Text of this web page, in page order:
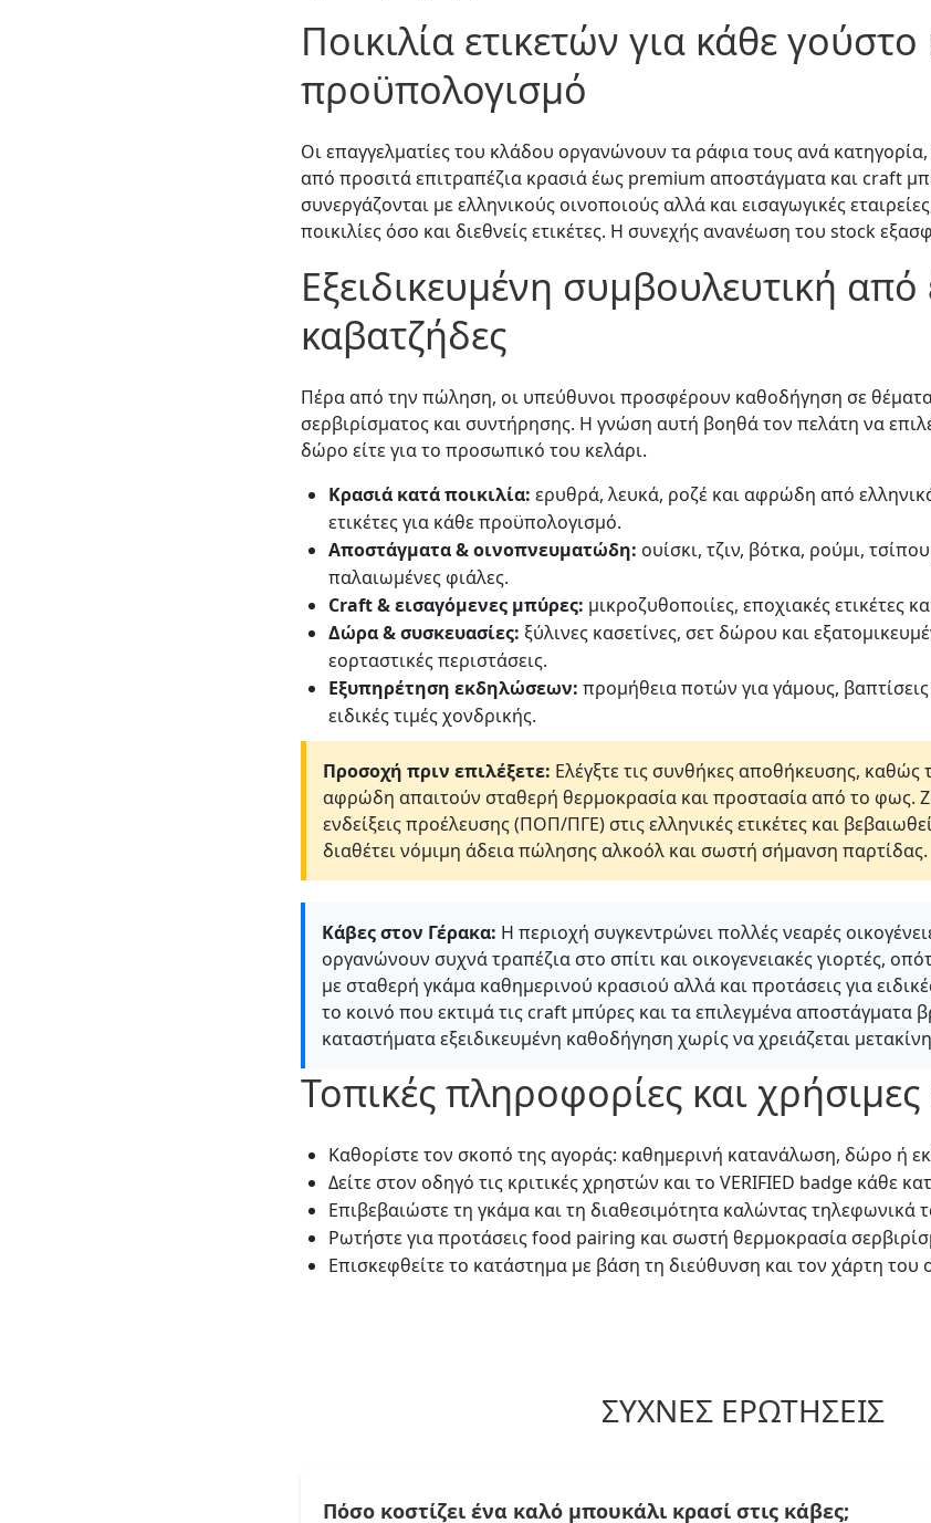
Ποικιλία ετικετών για κάθε γούστο
προϋπολογισμό
Οι επαγγελματίες του κλάδου οργανώνουν τα ράφια τους ανά
από προσιτά επιτραπέζια κρασιά έως premium αποστάγματα και craft
συνεργάζονται με ελληνικούς οινοποιούς αλλά και εισαγωγικές
ποικιλίες όσο και διεθνείς ετικέτες. Η συνεχής ανανέωση του stock
Εξειδικευμένη συμβουλευτική
καβατζήδες
Πέρα από την πώληση, οι υπεύθυνοι προσφέρουν καθοδήγηση σε
σερβιρίσματος και συντήρησης. Η γνώση αυτή βοηθά τον πελάτη να
δώρο είτε για το προσωπικό του κελάρι.
Κρασιά κατά ποικιλία: ερυθρά, λευκά, ροζέ και αφρώδη από
ετικέτες για κάθε προϋπολογισμό.
Αποστάγματα & οινοπνευματώδη: ουίσκι, τζιν, βότκα, ρούμι,
παλαιωμένες φιάλες.
Craft & εισαγόμενες μπύρες: μικροζυθοποιίες, εποχιακές ετικέτες
Δώρα & συσκευασίες: ξύλινες κασετίνες, σετ δώρου και
εορταστικές περιστάσεις.
Εξυπηρέτηση εκδηλώσεων: προμήθεια ποτών για γάμους,
ειδικές τιμές χονδρικής.
Προσοχή πριν επιλέξετε: Ελέγξτε τις συνθήκες αποθήκευσης, καθώς
αφρώδη απαιτούν σταθερή θερμοκρασία και προστασία από το φως.
ενδείξεις προέλευσης (ΠΟΠ/ΠΓΕ) στις ελληνικές ετικέτες και
διαθέτει νόμιμη άδεια πώλησης αλκοόλ και σωστή σήμανση παρτίδας.
Κάβες στον Γέρακα: Η περιοχή συγκεντρώνει πολλές νεαρές
οργανώνουν συχνά τραπέζια στο σπίτι και οικογενειακές γιορτές,
με σταθερή γκάμα καθημερινού κρασιού αλλά και προτάσεις για
το κοινό που εκτιμά τις craft μπύρες και τα επιλεγμένα αποστάγματα
καταστήματα εξειδικευμένη καθοδήγηση χωρίς να χρειάζεται
Τοπικές πληροφορίες και
Καθορίστε τον σκοπό της αγοράς: καθημερινή κατανάλωση, δώρο ή
Δείτε στον οδηγό τις κριτικές χρηστών και το VERIFIED badge κάθε
Επιβεβαιώστε τη γκάμα και τη διαθεσιμότητα καλώντας τηλεφωνικά
Ρωτήστε για προτάσεις food pairing και σωστή θερμοκρασία
Επισκεφθείτε το κατάστημα με βάση τη διεύθυνση και τον χάρτη του
ΣΥΧΝΈΣ ΕΡΩΤΉΣΕΙΣ
Πόσο κοστίζει ένα καλό μπουκάλι κρασί στις κάβες;